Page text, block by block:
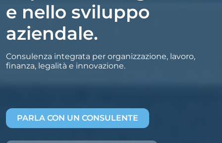
e nello sviluppo
aziendale.
Consulenza integrata per organizzazione, lavoro,
finanza, legalità e innovazione.
PARLA CON UN CONSULENTE